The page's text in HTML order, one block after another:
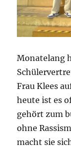
Monatelang
Frau Klees
heute ist es
gehört zum
ohne
macht sie